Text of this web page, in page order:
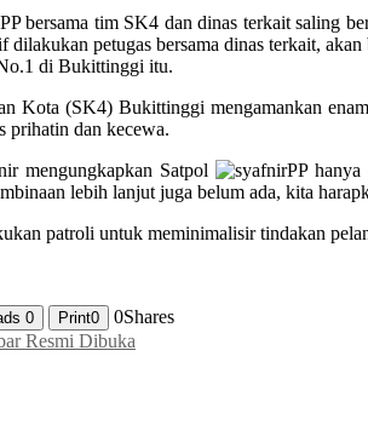
bersama tim SK4 dan dinas terkait saling
petugas bersama dinas terkait,
di Bukittinggi itu.
Kota (SK4) Bukittinggi mengamankan
prihatin dan kecewa.
mengungkapkan Satpol
PP
lebih lanjut juga belum ada, kita
patroli untuk meminimalisir tindakan
0 Print0 0Shares
Resmi Dibuka